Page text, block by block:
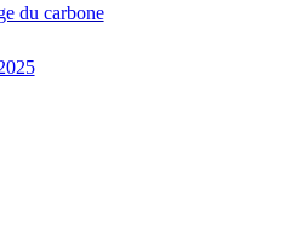
du carbone